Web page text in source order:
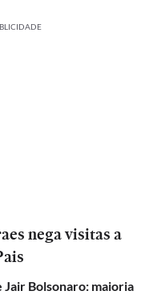
nega visitas a
Bolsonaro: maioria